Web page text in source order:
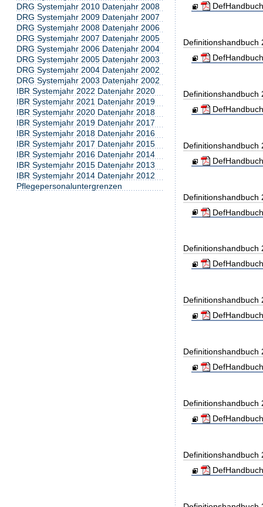
Definitionshandbuch
Definitionshandbuch
Definitionshandbuch
Definitionshandbuch
Definitionshandbuch
Definitionshandbuch
Definitionshandbuch
Definitionshandbuch
Definitionshandbuch
DRG Systemjahr 2010 Datenjahr 2008
DRG Systemjahr 2009 Datenjahr 2007
DRG Systemjahr 2008 Datenjahr 2006
DRG Systemjahr 2007 Datenjahr 2005
DRG Systemjahr 2006 Datenjahr 2004
DRG Systemjahr 2005 Datenjahr 2003
DRG Systemjahr 2004 Datenjahr 2002
DRG Systemjahr 2003 Datenjahr 2002
IBR Systemjahr 2022 Datenjahr 2020
IBR Systemjahr 2021 Datenjahr 2019
IBR Systemjahr 2020 Datenjahr 2018
IBR Systemjahr 2019 Datenjahr 2017
IBR Systemjahr 2018 Datenjahr 2016
IBR Systemjahr 2017 Datenjahr 2015
IBR Systemjahr 2016 Datenjahr 2014
IBR Systemjahr 2015 Datenjahr 2013
IBR Systemjahr 2014 Datenjahr 2012
Pflegepersonaluntergrenzen